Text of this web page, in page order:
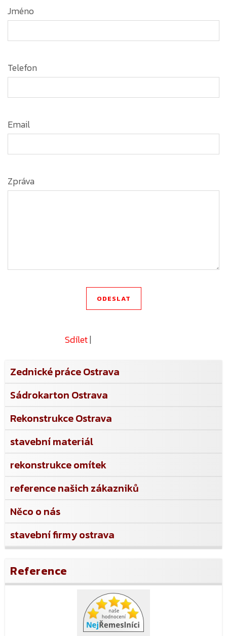
Jméno
Telefon
Email
Zpráva
Sdílet|
Zednické práce Ostrava
Sádrokarton Ostrava
Rekonstrukce Ostrava
stavební materiál
rekonstrukce omítek
reference našich zákazniků
Něco o nás
stavební firmy ostrava
Reference